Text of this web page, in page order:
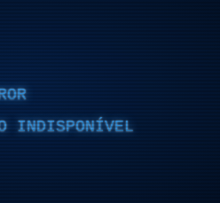
INDISPONÍVEL